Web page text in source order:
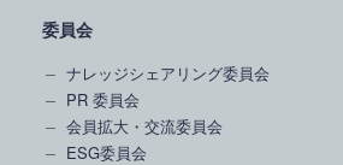
委員会
ナレッジシェアリング委員会
PR 委員会
会員拡大・交流委員会
ESG委員会